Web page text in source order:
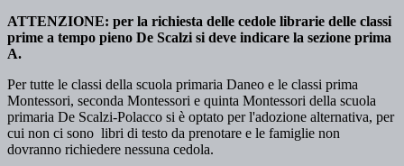
ATTENZIONE: per la richiesta delle cedole librarie delle classi
prime a tempo pieno De Scalzi si deve indicare la sezione prima
A.
Per tutte le classi della scuola primaria Daneo e le classi prima
Montessori, seconda Montessori e quinta Montessori della scuola
primaria De Scalzi-Polacco si è optato per l'adozione alternativa, per
cui non ci sono libri di testo da prenotare e le famiglie non
dovranno richiedere nessuna cedola.